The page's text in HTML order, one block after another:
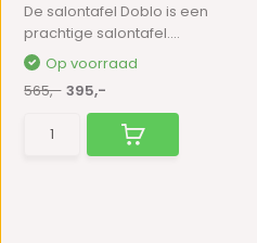
De salontafel Doblo is een
prachtige salontafel....
Op voorraad
565,- 395,-